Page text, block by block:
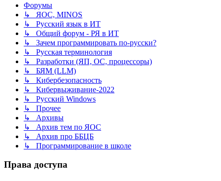
Форумы
↳ ЯОС, MINOS
↳ Русский язык в ИТ
↳ Общий форум - РЯ в ИТ
↳ Зачем программировать по-русски?
↳ Русская терминология
↳ Разработки (ЯП, ОС, процессоры)
↳ БЯМ (LLM)
↳ Кибербезопасность
↳ Кибервыживание-2022
↳ Русский Windows
↳ Прочее
↳ Архивы
↳ Архив тем по ЯОС
↳ Архив про ББЦБ
↳ Программирование в школе
Права доступа